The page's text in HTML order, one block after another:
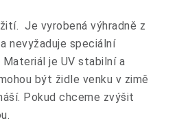
Je vyrobená výhradně z
nevyžaduje speciální
Materiál je UV stabilní a
být židle venku v zimě
Pokud chceme zvýšit